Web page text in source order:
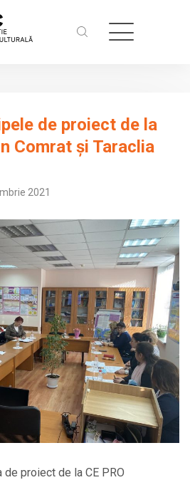
de proiect de la
Comrat și Taraclia
2021
proiect de la CE PRO